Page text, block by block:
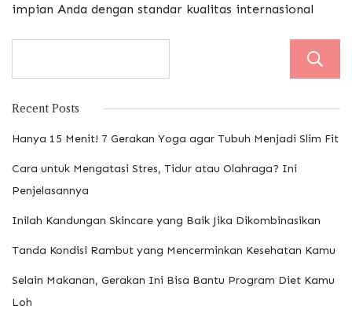
impian Anda dengan standar kualitas internasional
Recent Posts
Hanya 15 Menit! 7 Gerakan Yoga agar Tubuh Menjadi Slim Fit
Cara untuk Mengatasi Stres, Tidur atau Olahraga? Ini
Penjelasannya
Inilah Kandungan Skincare yang Baik Jika Dikombinasikan
Tanda Kondisi Rambut yang Mencerminkan Kesehatan Kamu
Selain Makanan, Gerakan Ini Bisa Bantu Program Diet Kamu
Loh